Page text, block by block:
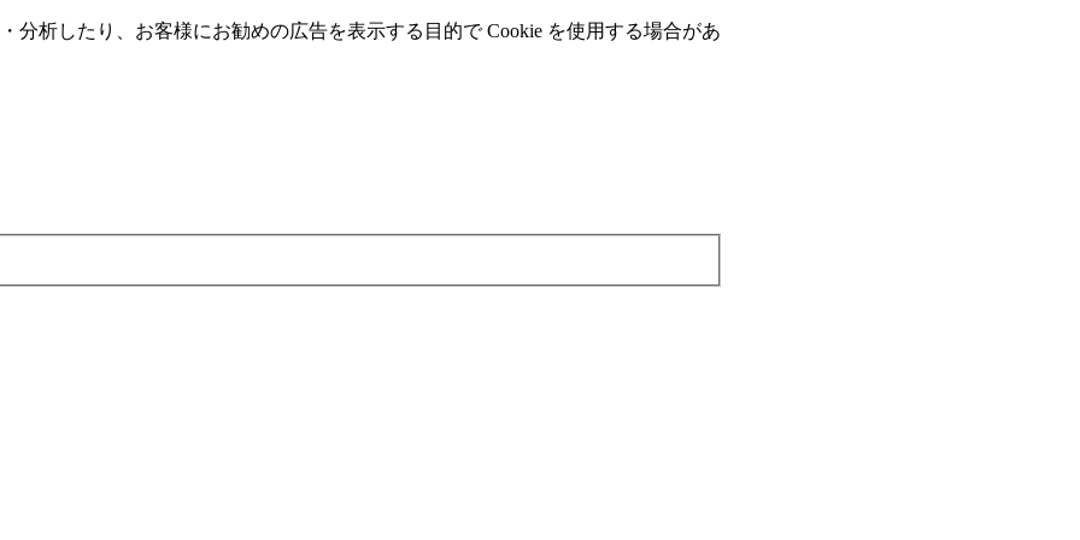
析したり、お客様にお勧めの広告を表⽰する⽬的で Cookie を使⽤する場合があ